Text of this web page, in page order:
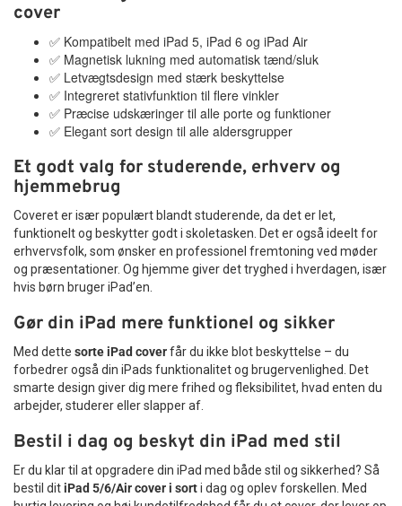
cover
✅ Kompatibelt med iPad 5, iPad 6 og iPad Air
✅ Magnetisk lukning med automatisk tænd/sluk
✅ Letvægtsdesign med stærk beskyttelse
✅ Integreret stativfunktion til flere vinkler
✅ Præcise udskæringer til alle porte og funktioner
✅ Elegant sort design til alle aldersgrupper
Et godt valg for studerende, erhverv og
hjemmebrug
Coveret er især populært blandt studerende, da det er let,
funktionelt og beskytter godt i skoletasken. Det er også ideelt for
erhvervsfolk, som ønsker en professionel fremtoning ved møder
og præsentationer. Og hjemme giver det tryghed i hverdagen, især
hvis børn bruger iPad’en.
Gør din iPad mere funktionel og sikker
Med dette sorte iPad coverfår du ikke blot beskyttelse – du
forbedrer også din iPads funktionalitet og brugervenlighed. Det
smarte design giver dig mere frihed og fleksibilitet, hvad enten du
arbejder, studerer eller slapper af.
Bestil i dag og beskyt din iPad med stil
Er du klar til at opgradere din iPad med både stil og sikkerhed? Så
bestil ditiPad 5/6/Air cover i sorti dag og oplev forskellen. Med